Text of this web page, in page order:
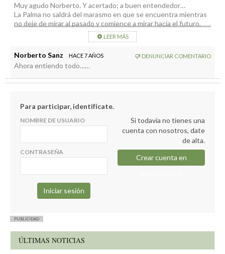
Muy agudo Norberto. Y acertado; a buen entendedor…
La Palma no saldrá del marasmo en que se encuentra mientras
no deje de mirar al pasado y comience a mirar hacia el futuro.
Con el máximo respeto hacia los autores del libro, que seguro
ha supuesto un arduo trabajo.
descender de un linaje de parásitos con pocas luces.
LEER MÁS
Norberto Sanz HACE 7 AÑOS DENUNCIAR COMENTARIO
Ahora entiendo todo……
Para participar, identifícate.
NOMBRE DE USUARIO
CONTRASEÑA
Si todavía no tienes una
cuenta con nosotros, date
de alta.
Crear cuenta en
PUBLICIDAD
ÚLTIMAS NOTICIAS